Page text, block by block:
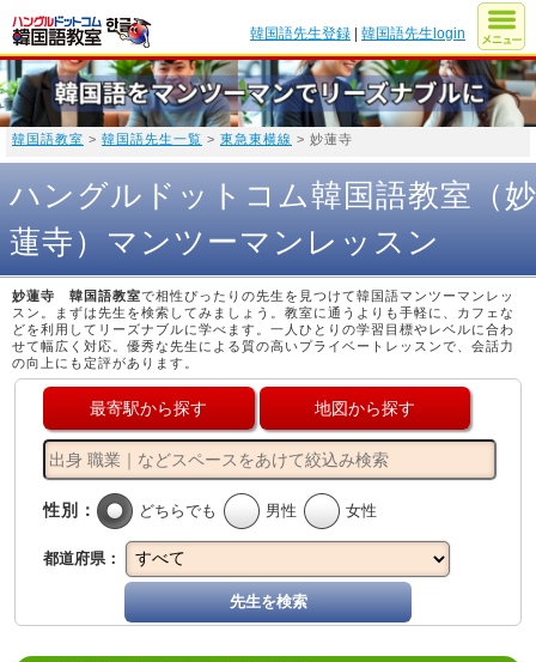
韓国語先生登録 |韓国語先生login
韓国語教室 > 韓国語先生一覧 > 東急東横線 > 妙蓮寺
ハングルドットコム韓国語教室（妙
蓮寺）マンツーマンレッスン
妙蓮寺 韓国語教室で相性ぴったりの先生を見つけて韓国語マンツーマンレッ
スン。まずは先生を検索してみましょう。教室に通うよりも手軽に、カフェな
どを利用してリーズナブルに学べます。一人ひとりの学習目標やレベルに合わ
せて幅広く対応。優秀な先生による質の高いプライベートレッスンで、会話力
の向上にも定評があります。
最寄駅から探す 地図から探す
性別： どちらでも 男性 女性
都道府県：
先生を検索